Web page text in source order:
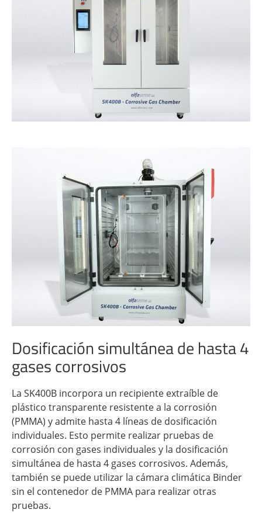
Dosificación simultánea de hasta 4
gases corrosivos
La SK400B incorpora un recipiente extraíble de
plástico transparente resistente a la corrosión
(PMMA) y admite hasta 4 líneas de dosificación
individuales. Esto permite realizar pruebas de
corrosión con gases individuales y la dosificación
simultánea de hasta 4 gases corrosivos. Además,
también se puede utilizar la cámara climática Binder
sin el contenedor de PMMA para realizar otras
pruebas.